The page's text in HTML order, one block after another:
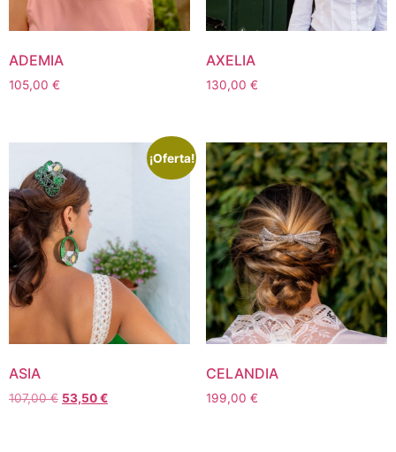
ADEMIA
105,00 €
AXELIA
130,00 €
¡Oferta!
ASIA
107,00€ 53,50€
CELANDIA
199,00 €